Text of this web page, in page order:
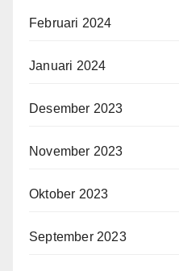
Februari 2024
Januari 2024
Desember 2023
November 2023
Oktober 2023
September 2023